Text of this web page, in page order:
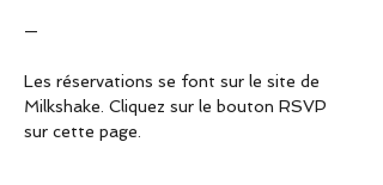
—
Les réservations se font sur le site de
Milkshake. Cliquez sur le bouton RSVP
sur cette page.